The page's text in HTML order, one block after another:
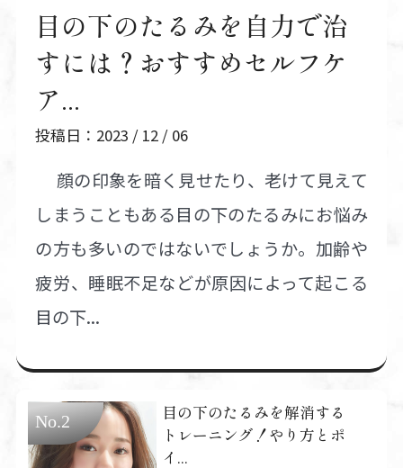
目の下のたるみを自力で治
すには？おすすめセルフケ
ア...
投稿日：2023 / 12 / 06
顔の印象を暗く見せたり、老けて見えて
しまうこともある目の下のたるみにお悩み
の方も多いのではないでしょうか。加齢や
疲労、睡眠不足などが原因によって起こる
目の下...
目の下のたるみを解消する
トレーニング！やり方とポ
イ...